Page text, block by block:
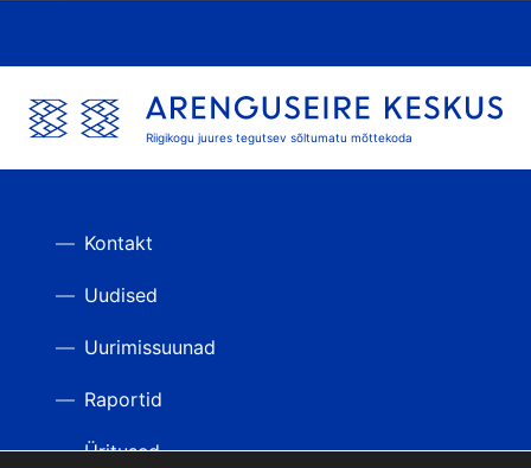
Riigikogu juures tegutsev sõltumatu mõttekoda
Kontakt
Uudised
Uurimissuunad
Raportid
Üritused